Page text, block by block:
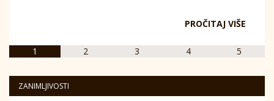
PROČITAJ VIŠE
1 2 3 4 5
ZANIMLJIVOSTI